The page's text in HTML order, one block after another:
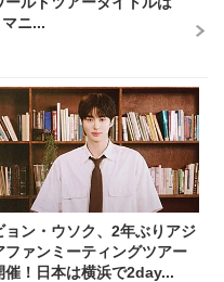
マニ...
ョン・ウソク、2年ぶりアジ
ファンミーティングツアー
催！日本は横浜で2day...